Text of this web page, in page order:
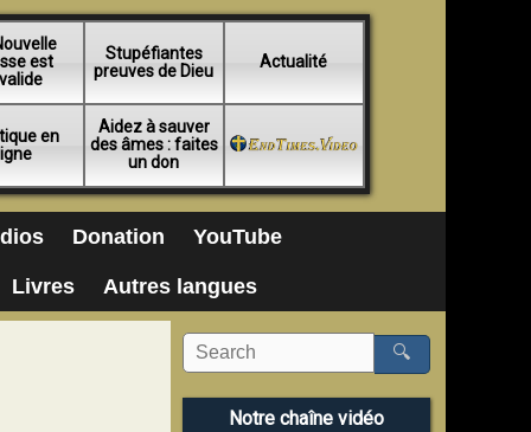
est
Stupéfiantes
preuves de Dieu
Actualité
en
ligne
Aidez à sauver
des âmes : faites
un don
Donation YouTube
Livres Autres langues
🔍
Notre chaîne vidéo